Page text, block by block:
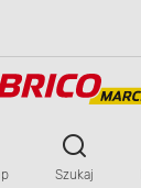
zawartości
Szukaj